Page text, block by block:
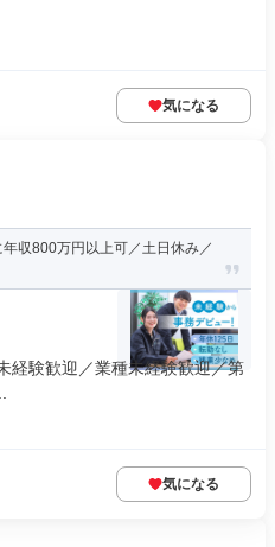
気になる
収800万円以上可／土日休み／
経験歓迎／業種未経験歓迎／第
気になる